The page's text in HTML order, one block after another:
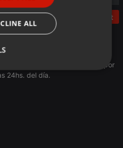
Post
05:
a través de la web el trabajo
de contenidos que se emiten por
24hs. del día.
ALL
Functionality